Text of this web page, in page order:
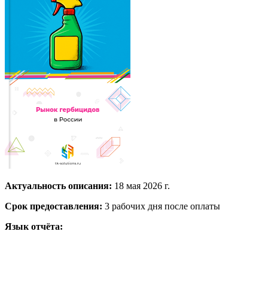
Актуальность описания: 18 мая 2026 г.
Срок предоставления: 3 рабочих дня после оплаты
Язык отчёта: